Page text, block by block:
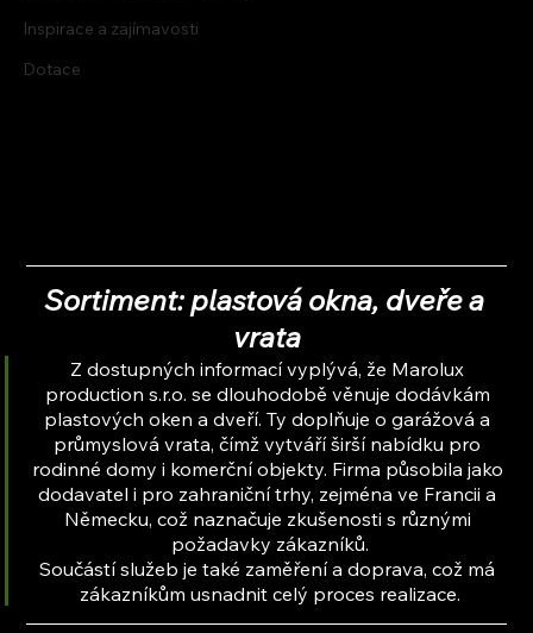
Inspirace a zajímavosti
Dotace
Sortiment: plastová okna, dveře a
vrata
Z dostupných informací vyplývá, že Marolux
production s.r.o. se dlouhodobě věnuje dodávkám
plastových oken a dveří. Ty doplňuje o garážová a
průmyslová vrata, čímž vytváří širší nabídku pro
rodinné domy i komerční objekty. Firma působila jako
dodavatel i pro zahraniční trhy, zejména ve Francii a
Německu, což naznačuje zkušenosti s různými
požadavky zákazníků.
Součástí služeb je také zaměření a doprava, což má
zákazníkům usnadnit celý proces realizace.